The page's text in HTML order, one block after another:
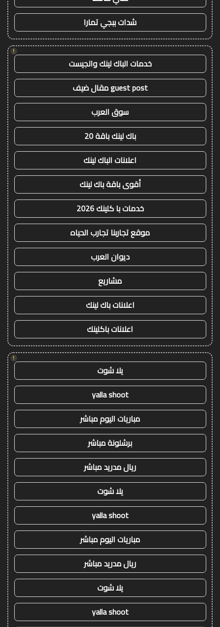
شدات ببجي تمارا
!
خدمات الباك لينك والجيست
guest post مقال ضيف
سوق العرب
باك لينك باقة 20
اعلانات الباك لينك
أقوى باقة باك لينك
خدمات با كلينك 2026
موقع تجاربنا تجارب الحياه
ديوان العرب
مشاريع
اعلانات باك لينك
اعلانات باكلينك
!
يلا شوت
yalla shoot
مباريات اليوم مباشر
برشلونة مباشر
ريال مدريد مباشر
يلا شوت
yalla shoot
مباريات اليوم مباشر
ريال مدريد مباشر
يلا شوت
yalla shoot